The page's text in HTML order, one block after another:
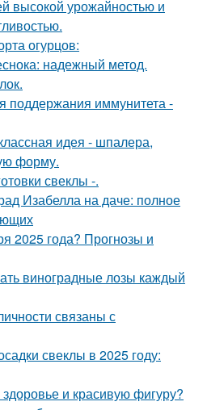
высокой урожайностью и
огурцов:
надежный метод.
поддержания иммунитета -
идея - шпалера,
форму.
свеклы -.
Изабелла на даче: полное
2025 года? Прогнозы и
виноградные лозы каждый
связаны с
свеклы в 2025 году:
здоровье и красивую фигуру?